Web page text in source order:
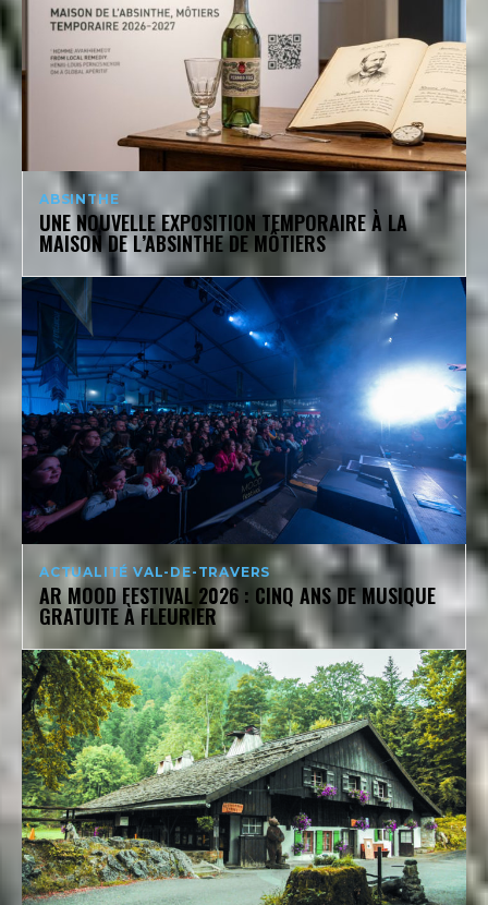
ABSINTHE
UNE NOUVELLE EXPOSITION TEMPORAIRE À LA
MAISON DE L’ABSINTHE DE MÔTIERS
ACTUALITÉ VAL-DE-TRAVERS
AR MOOD FESTIVAL 2026 : CINQ ANS DE MUSIQUE
GRATUITE À FLEURIER